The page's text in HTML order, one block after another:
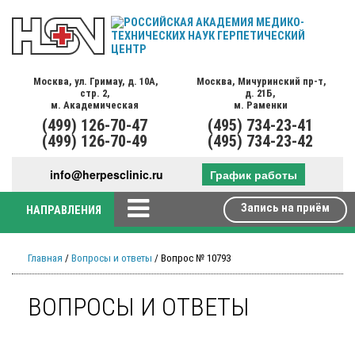
Москва, ул. Гримау, д. 10А,
стр. 2,
м. Академическая
(499) 126-70-47
(499) 126-70-49
Москва, Мичуринский пр-т,
д. 21Б,
м. Раменки
(495) 734-23-41
(495) 734-23-42
info@herpesclinic.ru График работы
НАПРАВЛЕНИЯ Запись на приём
Главная / Вопросы и ответы / Вопрос № 10793
ВОПРОСЫ И ОТВЕТЫ